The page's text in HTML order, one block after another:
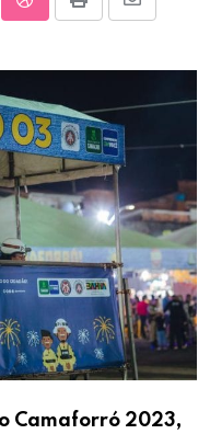
StumbleUpon
Print
Share
Email
Camaforró 2023,